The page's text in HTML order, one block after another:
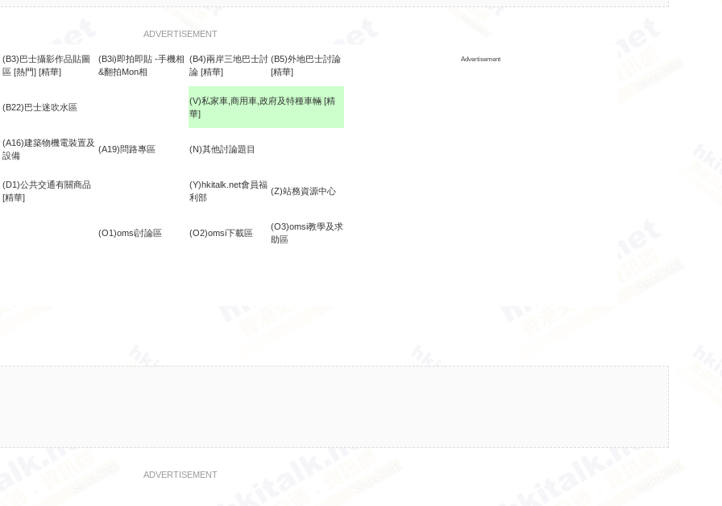
ADVERTISEMENT
(B3)巴士攝影作品貼圖
區 [熱門] [精華]
(B3i)即拍即貼 -手機相
&翻拍Mon相
(B4)兩岸三地巴士討
論 [精華]
(B5)外地巴士討論
[精華]
Advertisement
(B22)巴士迷吹水區
(V)私家車,商用車,政府及特種車輛 [精
華]
(A16)建築物機電裝置及
設備
(A19)問路專區 (N)其他討論題目
(D1)公共交通有關商品
[精華]
(Y)hkitalk.net會員福
利部
(Z)站務資源中心
(O1)omsi討論區 (O2)omsi下載區
(O3)omsi教學及求
助區
ADVERTISEMENT